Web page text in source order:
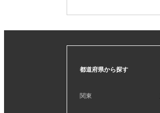
都道府県から探す
関東